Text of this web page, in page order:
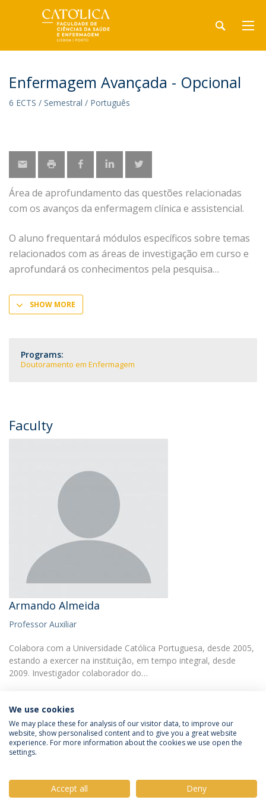
Enfermagem Avançada - Opcional
6 ECTS / Semestral / Português
Área de aprofundamento das questões relacionadas
com os avanços da enfermagem clínica e assistencial.
O aluno frequentará módulos específicos sobre temas
relacionados com as áreas de investigação em curso e
aprofundará os conhecimentos pela pesquisa
SHOW MORE
Programs:
Doutoramento em Enfermagem
Faculty
Armando Almeida
Professor Auxiliar
Colabora com a Universidade Católica Portuguesa, desde 2005,
estando a exercer na instituição, em tempo integral, desde
2009. Investigador colaborador do…
Política de Privacidade
Termos e Condições
We use cookies
We may place these for analysis of our visitor data, to improve our
website, show personalised content and to give you a great website
experience. For more information about the cookies we use open the
settings.
Accept all Deny